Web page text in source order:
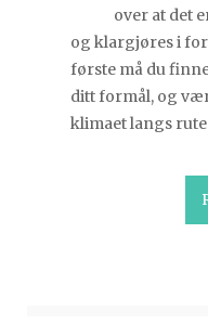
over at det
og klargjøres i
første må du
ditt formål, og
klimaet langs